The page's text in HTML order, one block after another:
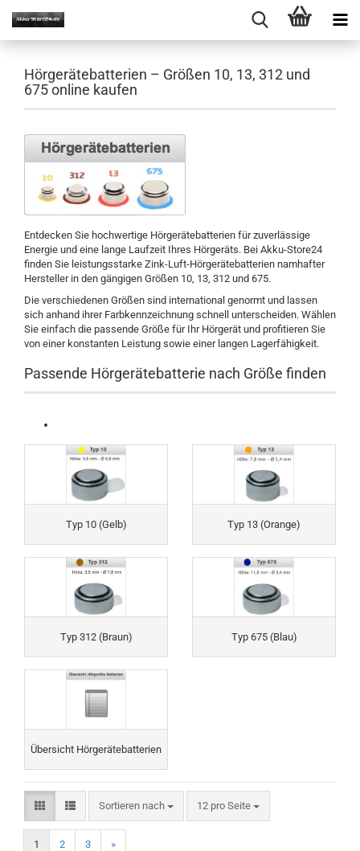
Hörgerätebatterien – Größen 10, 13, 312 und
675 online kaufen
Entdecken Sie hochwertige Hörgerätebatterien für zuverlässige
Energie und eine lange Laufzeit Ihres Hörgeräts. Bei Akku-Store24
finden Sie leistungsstarke Zink-Luft-Hörgerätebatterien namhafter
Hersteller in den gängigen Größen 10, 13, 312 und 675.
Die verschiedenen Größen sind international genormt und lassen
sich anhand ihrer Farbkennzeichnung schnell unterscheiden. Wählen
Sie einfach die passende Größe für Ihr Hörgerät und profitieren Sie
von einer konstanten Leistung sowie einer langen Lagerfähigkeit.
Passende Hörgerätebatterie nach Größe finden
Typ 10 (Gelb) Typ 13 (Orange)
Typ 312 (Braun) Typ 675 (Blau)
Übersicht Hörgerätebatterien
Sortieren nach
Sortieren nach 12 pro Seite
pro Seite
1 2 3 »